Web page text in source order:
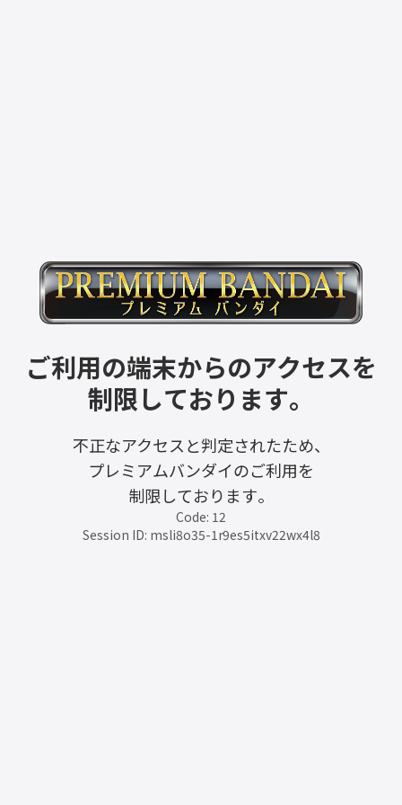
ご利用の端末からのアクセスを
制限しております。
不正なアクセスと判定されたため、
プレミアムバンダイのご利用を
制限しております。
Code: 12
Session ID: msli8o35-1r9es5itxv22wx4l8